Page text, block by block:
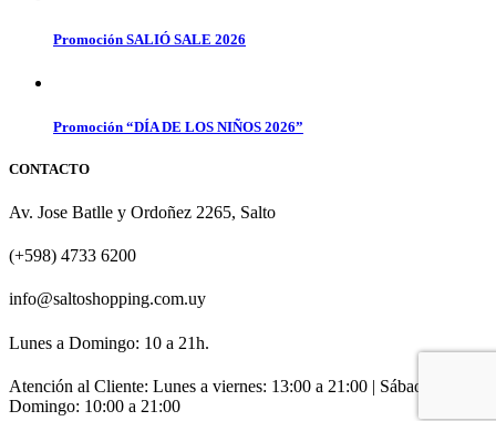
Promoción SALIÓ SALE 2026
Promoción “DÍA DE LOS NIÑOS 2026”
CONTACTO
Av. Jose Batlle y Ordoñez 2265, Salto
(+598) 4733 6200
info@saltoshopping.com.uy
Lunes a Domingo: 10 a 21h.
Atención al Cliente: Lunes a viernes: 13:00 a 21:00 | Sábado y
Domingo: 10:00 a 21:00